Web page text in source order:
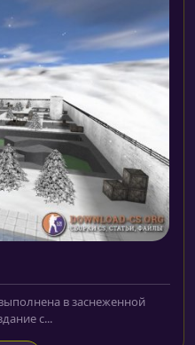
в заснеженной
с...